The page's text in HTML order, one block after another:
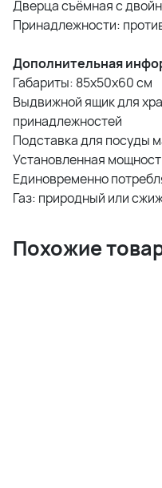
Дверца съёмная с
Принадлежности:
Дополнительная
Габариты: 85х50х60 см
Выдвижной ящик для
принадлежностей
Подставка для посуды
Установленная
Единовременно
Газ: природный или
Похожие